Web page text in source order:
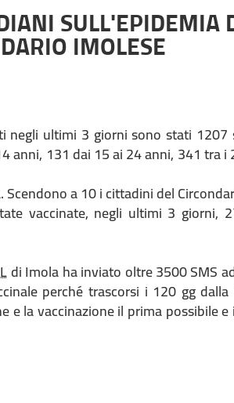
SULL'EPIDEMIA
IMOLESE
negli ultimi 3 giorni sono stati
anni, 131 dai 15 ai 24 anni, 341 tra
a 10 i cittadini del
vaccinate, negli ultimi 3 giorni,
di Imola ha inviato oltre 3500 SMS
perché trascorsi i 120 gg
e la vaccinazione il prima possibile